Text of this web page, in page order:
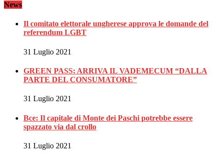
News
Il comitato elettorale ungherese approva le domande del
referendum LGBT
31 Luglio 2021
GREEN PASS: ARRIVA IL VADEMECUM “DALLA
PARTE DEL CONSUMATORE”
31 Luglio 2021
Bce: Il capitale di Monte dei Paschi potrebbe essere
spazzato via dal crollo
31 Luglio 2021